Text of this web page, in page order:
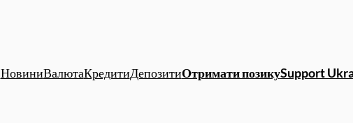
НовиниВалютаКредитиДепозитиОтримати позикуSupport